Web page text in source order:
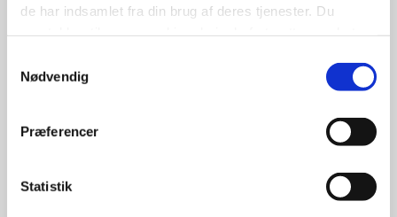
de har indsamlet fra din brug af deres tjenester. Du
Nødvendig
Præferencer
Statistik
Læs mere